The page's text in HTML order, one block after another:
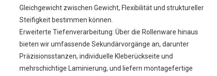
Gleichgewicht zwischen Gewicht, Flexibilität und struktureller
Steifigkeit bestimmen können.
Erweiterte Tiefenverarbeitung: Über die Rollenware hinaus
bieten wir umfassende Sekundärvorgänge an, darunter
Präzisionsstanzen, individuelle Kleberückseite und
mehrschichtige Laminierung, und liefern montagefertige